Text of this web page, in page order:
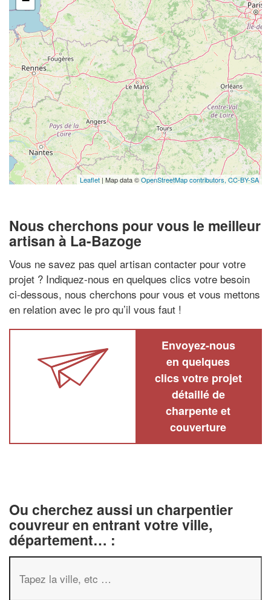
Leaflet| Map data ©OpenStreetMap contributors, CC-BY-SA
Nous cherchons pour vous le meilleur
artisan à La-Bazoge
Vous ne savez pas quel artisan contacter pour votre
projet ? Indiquez-nous en quelques clics votre besoin
ci-dessous, nous cherchons pour vous et vous mettons
en relation avec le pro qu’il vous faut !
Envoyez-nous
en quelques
clics votre projet
détaillé de
charpente et
couverture
Ou cherchez aussi un charpentier
couvreur en entrant votre ville,
département… :